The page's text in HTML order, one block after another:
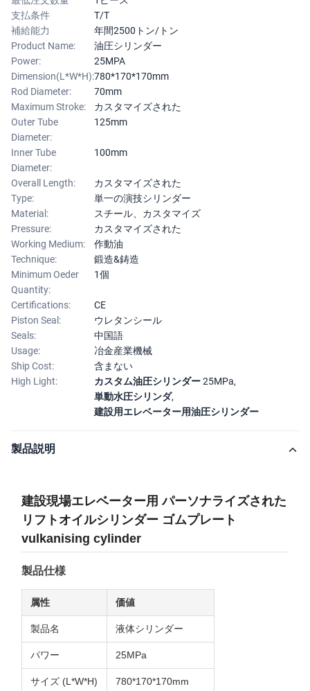
支払条件
T/T
補給能力
年間2500トン/トン
Product Name:
油圧シリンダー
Power:
25MPA
Dimension(L*W*H):780*170*170mm
Rod Diameter:
70mm
Maximum Stroke:
カスタマイズされた
Outer Tube
Diameter:
125mm
Inner Tube
Diameter:
100mm
Overall Length:
カスタマイズされた
Type:
単一の演技シリンダー
Material:
スチール、カスタマイズ
Pressure:
カスタマイズされた
Working Medium:
作動油
Technique:
鍛造&鋳造
Minimum Oeder
Quantity:
1個
Certifications:
CE
Piston Seal:
ウレタンシール
Seals:
中国語
Usage:
冶金産業機械
Ship Cost:
含まない
High Light:
カスタム油圧シリンダー 25MPa,
単動水圧シリンダ,
建設用エレベーター用油圧シリンダー
製品説明
建設現場エレベーター用 パーソナライズされた
リフトオイルシリンダー ゴムプレート
vulkanising cylinder
製品仕様
属性 価値
製品名 液体シリンダー
パワー 25MPa
サイズ (L*W*H) 780*170*170mm